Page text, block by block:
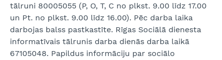
tālruni 80005055 (P, O, T, C no plkst. 9.00 līdz 17.00
un Pt. no plkst. 9.00 līdz 16.00). Pēc darba laika
darbojas balss pastkastīte. Rīgas Sociālā dienesta
informatīvais tālrunis darba dienās darba laikā
67105048. Papildus informāciju par sociālo